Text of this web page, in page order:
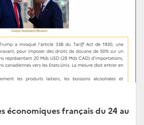
économiques français du 24 au